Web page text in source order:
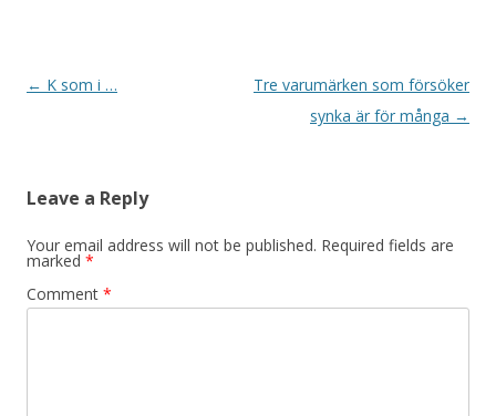
Post navigation
← K som i …
Tre varumärken som försöker
synka är för många →
Leave a Reply
Your email address will not be published. Required fields are
marked *
Comment *